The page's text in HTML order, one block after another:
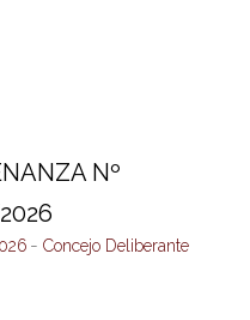
Nº
Concejo Deliberante